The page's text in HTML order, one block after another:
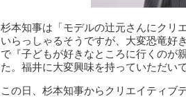
杉本知事は「モデルの辻元さんにクリ
いらっしゃるそうですが、大変恐竜好
で『子どもが好きなところに行くのが
た。福井に大変興味を持っていただい
この日、杉本知事からクリエイティブ